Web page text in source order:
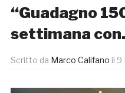
“Guadagno
settimana
Scritto da Marco Califano il 9